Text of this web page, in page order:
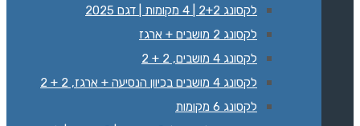
לקסונג 2+2 | 4 מקומות | דגם 2025
לקסונג 2 מושבים + ארגז
לקסונג 4 מושבים, 2 + 2
לקסונג 4 מושבים בכיוון הנסיעה + ארגז, 2 + 2
לקסונג 6 מקומות